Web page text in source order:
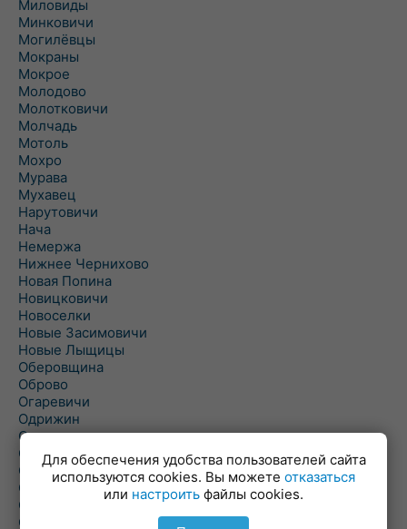
Миловиды
Минковичи
Могилёвцы
Мокраны
Мокрое
Молодово
Молотковичи
Молчадь
Мотоль
Мохро
Мурава
Мухавец
Нарутовичи
Нача
Немержа
Нижнее Чернихово
Новая Попина
Новицковичи
Новоселки
Новые Засимовичи
Новые Лыщицы
Оберовщина
Оброво
Огаревичи
Одрижин
Оздамичи
Озяты
Олтуш
Ольманы
Ольпень
Ольшаны
Для обеспечения удобства пользователей сайта
используются cookies. Вы можете отказаться
или настроить файлы cookies.